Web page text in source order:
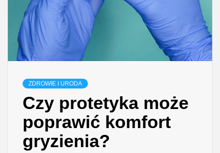
ZDROWIE I URODA
Czy protetyka może
poprawić komfort
gryzienia?